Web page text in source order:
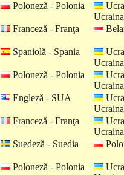
Poloneză - Polonia
Ucraina
Franceză - Franţa
Spaniolă - Spania
Ucraina
Poloneză - Polonia
Ucraina
Engleză - SUA
Ucraina
Franceză - Franţa
Ucraina
Suedeză - Suedia
Poloneză - Polonia